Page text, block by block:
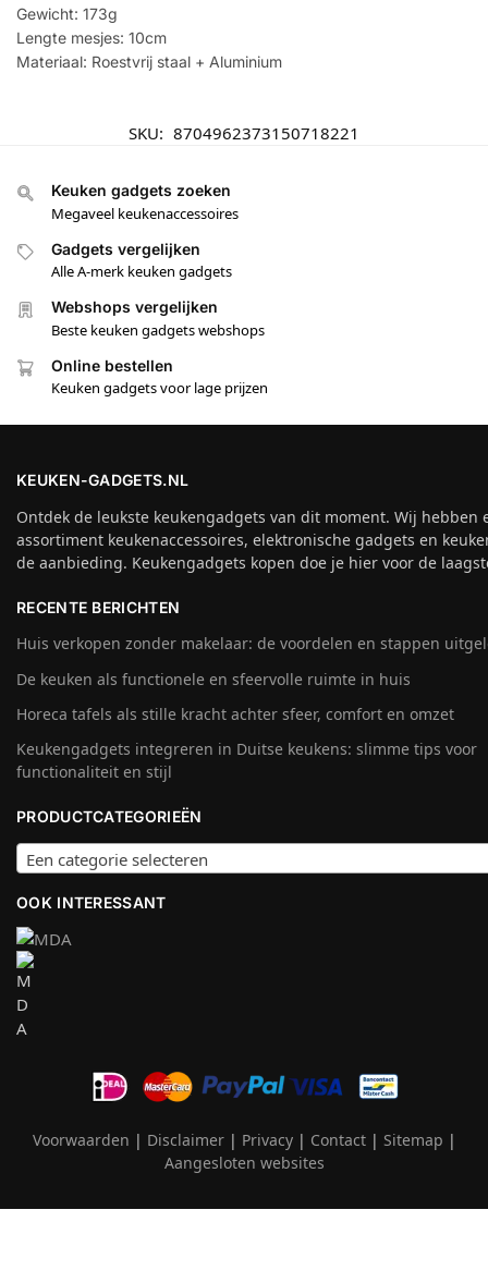
Gewicht: 173g
Lengte mesjes: 10cm
Materiaal: Roestvrij staal + Aluminium
SKU: 8704962373150718221
Keuken gadgets zoeken
Megaveel keukenaccessoires
Gadgets vergelijken
Alle A-merk keuken gadgets
Webshops vergelijken
Beste keuken gadgets webshops
Online bestellen
Keuken gadgets voor lage prijzen
KEUKEN-GADGETS.NL
Ontdek de leukste keukengadgets van dit moment. Wij hebben
assortiment keukenaccessoires, elektronische gadgets en
de aanbieding. Keukengadgets kopen doe je hier voor de
RECENTE BERICHTEN
Huis verkopen zonder makelaar: de voordelen en stappen
De keuken als functionele en sfeervolle ruimte in huis
Horeca tafels als stille kracht achter sfeer, comfort en omzet
Keukengadgets integreren in Duitse keukens: slimme tips voor
functionaliteit en stijl
PRODUCTCATEGORIEËN
Een categorie selecteren
OOK INTERESSANT
Voorwaarden | Disclaimer| Privacy| Contact| Sitemap |
Aangesloten websites